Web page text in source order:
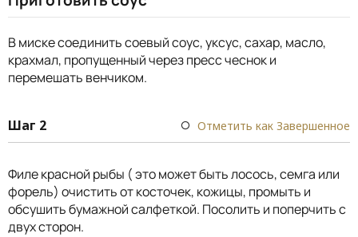
В миске соединить соевый соус, уксус, сахар, масло,
крахмал, пропущенный через пресс чеснок и
перемешать венчиком.
Шаг 2 Отметить как Завершенное
Филе красной рыбы ( это может быть лосось, семга или
форель) очистить от косточек, кожицы, промыть и
обсушить бумажной салфеткой. Посолить и поперчить с
двух сторон.